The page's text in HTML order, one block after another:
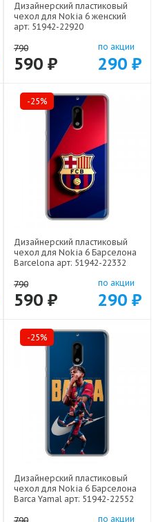
Дизайнерский пластиковый
чехол для Nokia 6 женский
арт: 51942-22920
790
590 ₽
по акции
290 ₽
-25%
Дизайнерский пластиковый
чехол для Nokia 6 Барселона
Barcelona арт: 51942-22332
790
590 ₽
по акции
290 ₽
-25%
Дизайнерский пластиковый
чехол для Nokia 6 Барселона
Barca Yamal арт: 51942-22552
по акции